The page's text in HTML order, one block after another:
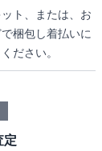
ト、または、お
梱包し着払いに
ださい。
定